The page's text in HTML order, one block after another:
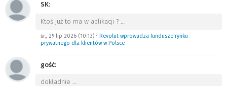
SK:
Ktoś już to ma w aplikacji ? …
śr., 29 lip 2026 (10:13) • Revolut wprowadza fundusze rynku
prywatnego dla klientów w Polsce
gość:
dokładnie …